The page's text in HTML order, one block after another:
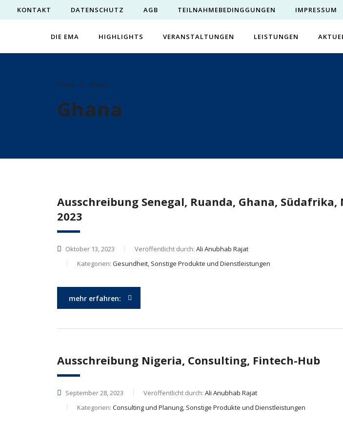
KONTAKT DATENSCHUTZ AGB TEILNAHMEBEDINGGUNGEN IMPRESSUM
DIE EMA HIGHLIGHTS VERANSTALTUNGEN LEISTUNGEN
Home Ghana
Ghana
Ausschreibung Senegal, Ruanda, Ghana,
2023
Oktober 13, 2023 Veröffentlicht durch: Ali Anubhab Rajat
Kategorien: Gesundheit, Sonstige Produkte und Dienstleistungen
mehr erfahren:
Ausschreibung Nigeria, Consulting, Fintech-Hub
September 28, 2023 Veröffentlicht durch: Ali Anubhab Rajat
Kategorien: Consulting und Planung, Sonstige Produkte und Dienstleistungen